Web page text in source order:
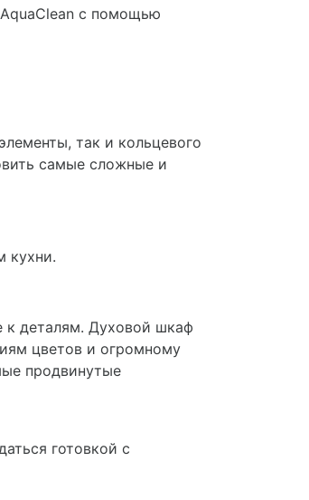
с помощью
так и кольцевого
самые сложные и
кухни.
к деталям. Духовой шкаф
цветов и огромному
продвинутые
готовкой с